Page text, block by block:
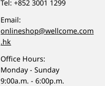
Tel:+852 3001 1299
Email:
onlineshop@wellcome.com
.hk
Office Hours:
Monday - Sunday
9:00a.m. - 6:00p.m.